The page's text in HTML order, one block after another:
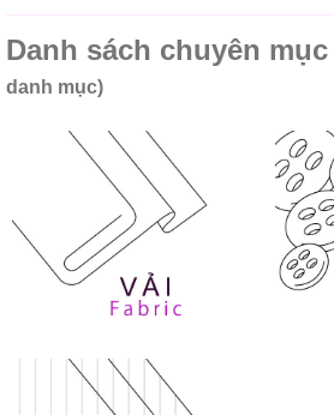
Danh sách chuyên mục
danh mục)